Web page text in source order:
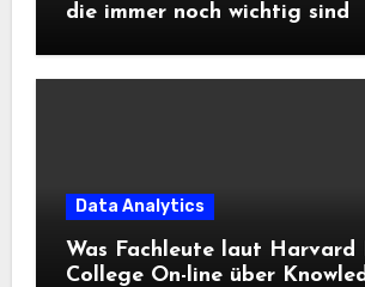
die immer noch wichtig sind
Data Analytics
Was Fachleute laut Harvard
College On-line über